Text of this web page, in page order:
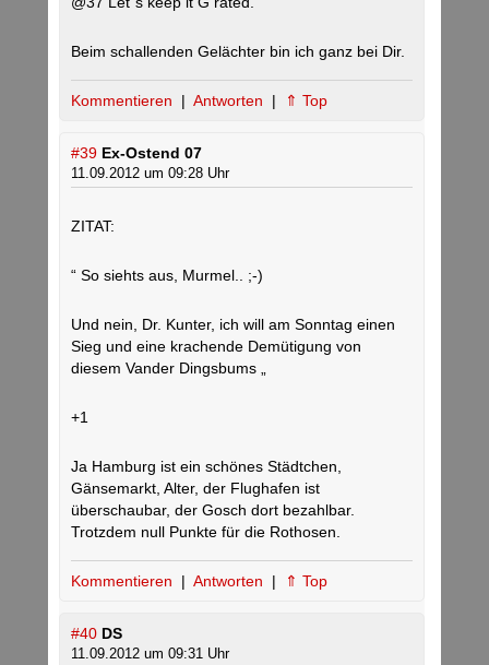
Beim schallenden Gelächter bin ich ganz bei Dir.
Kommentieren | Antworten | ⇑ Top
#39 Ex-Ostend 07
11.09.2012 um 09:28 Uhr
ZITAT:
“ So siehts aus, Murmel.. ;-)
Und nein, Dr. Kunter, ich will am Sonntag einen
Sieg und eine krachende Demütigung von
diesem Vander Dingsbums „
+1
Ja Hamburg ist ein schönes Städtchen,
Gänsemarkt, Alter, der Flughafen ist
überschaubar, der Gosch dort bezahlbar.
Trotzdem null Punkte für die Rothosen.
Kommentieren | Antworten | ⇑ Top
#40 DS
11.09.2012 um 09:31 Uhr